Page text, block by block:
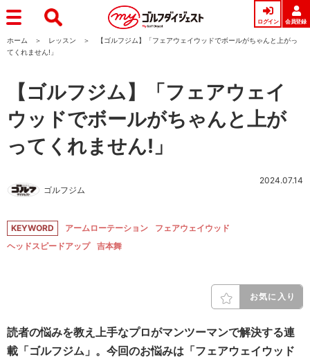
ログイン 会員登録
ホーム レッスン
【ゴルフジム】「フェアウェイウッドでボールがちゃんと上がっ
てくれません!」
【ゴルフジム】「フェアウェイ
ウッドでボールがちゃんと上が
ってくれません!」
ゴルフジム
2024.07.14
KEYWORD アームローテーション
フェアウェイウッド
ヘッドスピードアップ
吉本舞
お気に入り
読者の悩みを教え上手なプロがマンツーマンで解決する連
載「ゴルフジム」。今回のお悩みは「フェアウェイウッド